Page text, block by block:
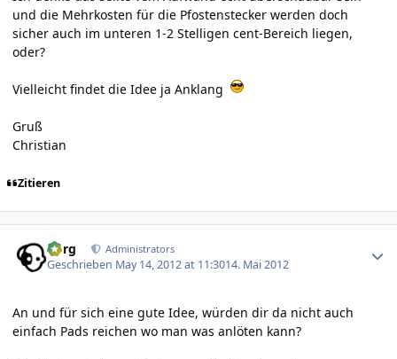
und die Mehrkosten für die Pfostenstecker werden doch
sicher auch im unteren 1-2 Stelligen cent-Bereich liegen,
oder?
Vielleicht findet die Idee ja Anklang
Gruß
Christian
Zitieren
borg Administrators
Geschrieben May 14, 2012 at 11:3014. Mai 2012
An und für sich eine gute Idee, würden dir da nicht auch
einfach Pads reichen wo man was anlöten kann?